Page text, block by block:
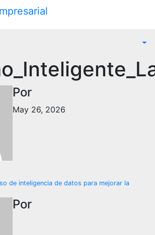
Por
May 26, 2026
de inteligencia de datos para mejorar la
Por